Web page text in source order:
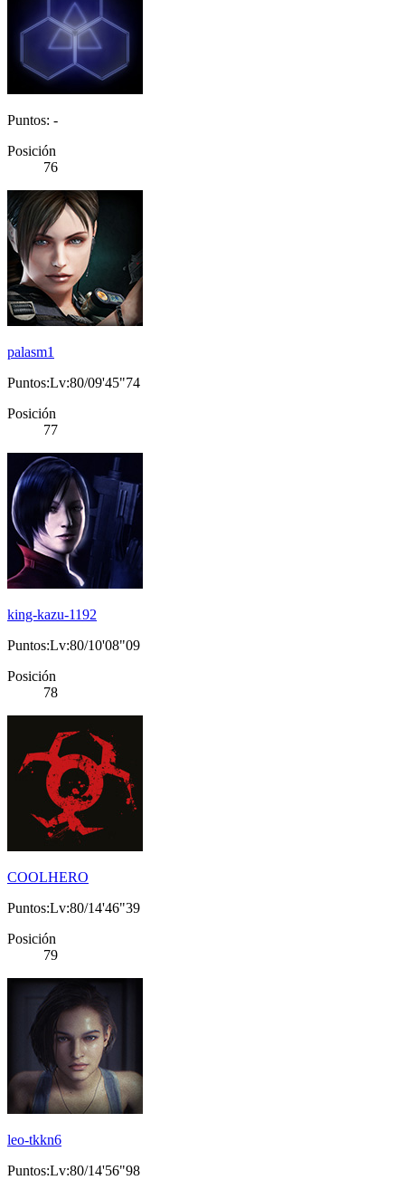
Puntos: -
Posición
76
palasm1
Puntos:Lv:80/09'45"74
Posición
77
king-kazu-1192
Puntos:Lv:80/10'08"09
Posición
78
COOLHERO
Puntos:Lv:80/14'46"39
Posición
79
leo-tkkn6
Puntos:Lv:80/14'56"98